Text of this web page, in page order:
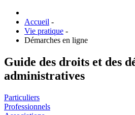
Accueil -
Vie pratique -
Démarches en ligne
Guide des droits et des
administratives
Particuliers
Professionnels